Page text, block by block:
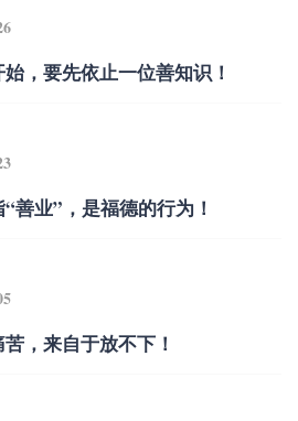
，要先依止一位善知识！
善业”，是福德的行为！
，来自于放不下！